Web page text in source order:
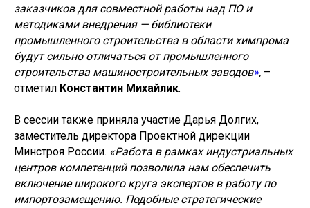
заказчиков для совместной работы над ПО и
методиками внедрения — библиотеки
промышленного строительства в области химпрома
будут сильно отличаться от промышленного
строительства машиностроительных заводов», –
отметил Константин Михайлик.
В сессии также приняла участие Дарья Долгих,
заместитель директора Проектной дирекции
Минстроя России. «Работа в рамках индустриальных
центров компетенций позволила нам обеспечить
включение широкого круга экспертов в работу по
импортозамещению. Подобные стратегические